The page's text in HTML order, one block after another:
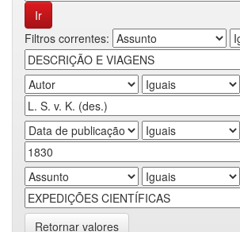
Filtros correntes:
Retornar valores